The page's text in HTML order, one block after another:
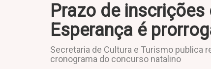
Prazo de
Esperança é
Secretaria de Cultura e Turismo publica
cronograma do concurso natalino